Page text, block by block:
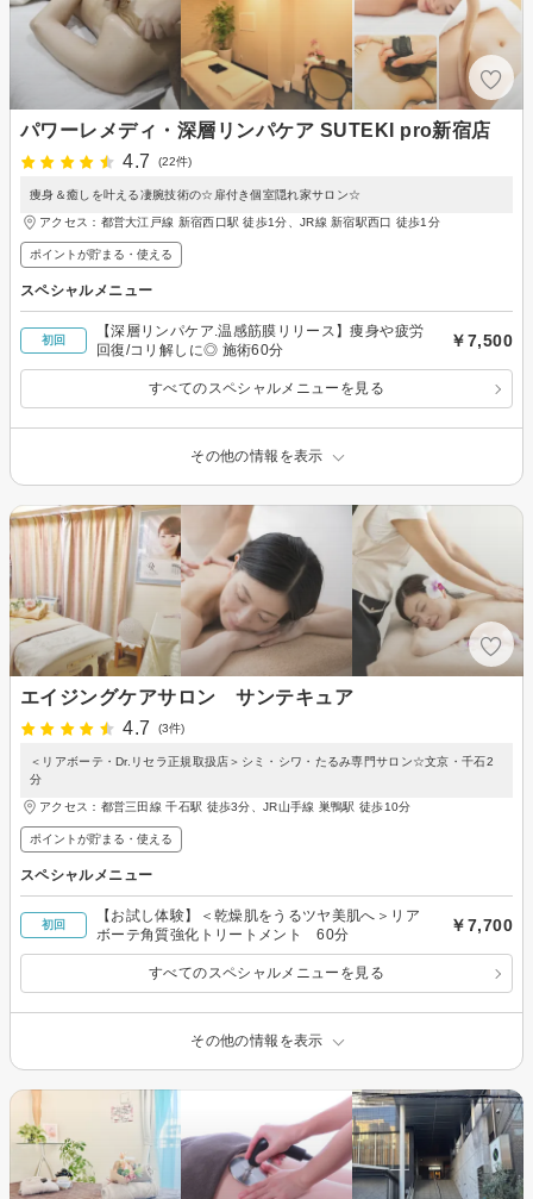
パワーレメディ・深層リンパケア SUTEKI pro新宿店
4.7
(22件)
痩身＆癒しを叶える凄腕技術の☆扉付き個室隠れ家サロン☆
アクセス：都営大江戸線 新宿西口駅 徒歩1分、JR線 新宿駅西口 徒歩1分
ポイントが貯まる・使える
スペシャルメニュー
初回
【深層リンパケア.温感筋膜リリース】痩身や疲労
回復/コリ解しに◎ 施術60分
￥7,500
すべてのスペシャルメニューを見る
その他の情報を表示
エイジングケアサロン サンテキュア
4.7
(3件)
＜リアボーテ・Dr.リセラ正規取扱店＞シミ・シワ・たるみ専門サロン☆文京・千石2
分
アクセス：都営三田線 千石駅 徒歩3分、JR山手線 巣鴨駅 徒歩10分
ポイントが貯まる・使える
スペシャルメニュー
初回
【お試し体験】＜乾燥肌をうるツヤ美肌へ＞リア
ボーテ角質強化トリートメント 60分
￥7,700
すべてのスペシャルメニューを見る
その他の情報を表示